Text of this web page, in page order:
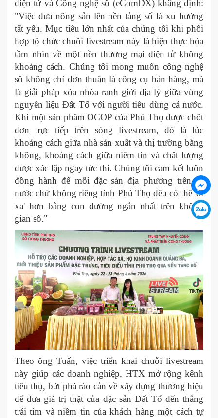
điện tử và Công nghệ số (eComDX) khẳng định:
"Việc đưa nông sản lên nền tảng số là xu hướng
tất yếu. Mục tiêu lớn nhất của chúng tôi khi phối
hợp tổ chức chuỗi livestream này là hiện thực hóa
tầm nhìn về một nền thương mại điện tử không
khoảng cách. Chúng tôi mong muốn công nghệ
số không chỉ đơn thuần là công cụ bán hàng, mà
là giải pháp xóa nhòa ranh giới địa lý giữa vùng
nguyên liệu Đất Tổ với người tiêu dùng cả nước.
Khi một sản phẩm OCOP của Phú Thọ được chốt
đơn trực tiếp trên sóng livestream, đó là lúc
khoảng cách giữa nhà sản xuất và thị trường bằng
không, khoảng cách giữa niềm tin và chất lượng
được xác lập ngay tức thì. Chúng tôi cam kết luôn
đồng hành để mỗi đặc sản địa phương trên cả
nước chứ không riêng tỉnh Phú Thọ đều có thể 'đi
xa' hơn bằng con đường ngắn nhất trên không
gian số."
Theo ông Tuấn, việc triển khai chuỗi livestream
này giúp các doanh nghiệp, HTX mở rộng kênh
tiêu thụ, bứt phá rào cản về xây dựng thương hiệu
để đưa giá trị thật của đặc sản Đất Tổ đến thẳng
trái tim và niềm tin của khách hàng một cách tự